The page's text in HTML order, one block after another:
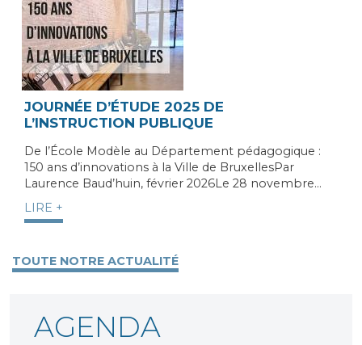
JOURNÉE D’ÉTUDE 2025 DE
L’INSTRUCTION PUBLIQUE
De l’École Modèle au Département pédagogique :
150 ans d’innovations à la Ville de BruxellesPar
Laurence Baud’huin, février 2026Le 28 novembre…
LIRE +
TOUTE NOTRE ACTUALITÉ
AGENDA